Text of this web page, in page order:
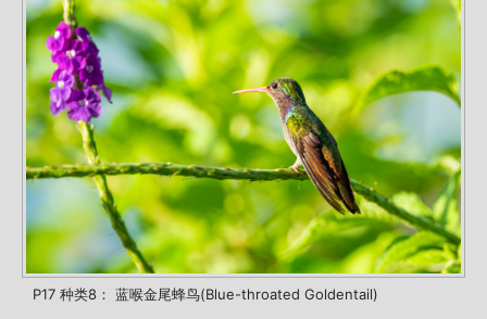
P17 种类8： 蓝喉金尾蜂鸟(Blue-throated Goldentail)